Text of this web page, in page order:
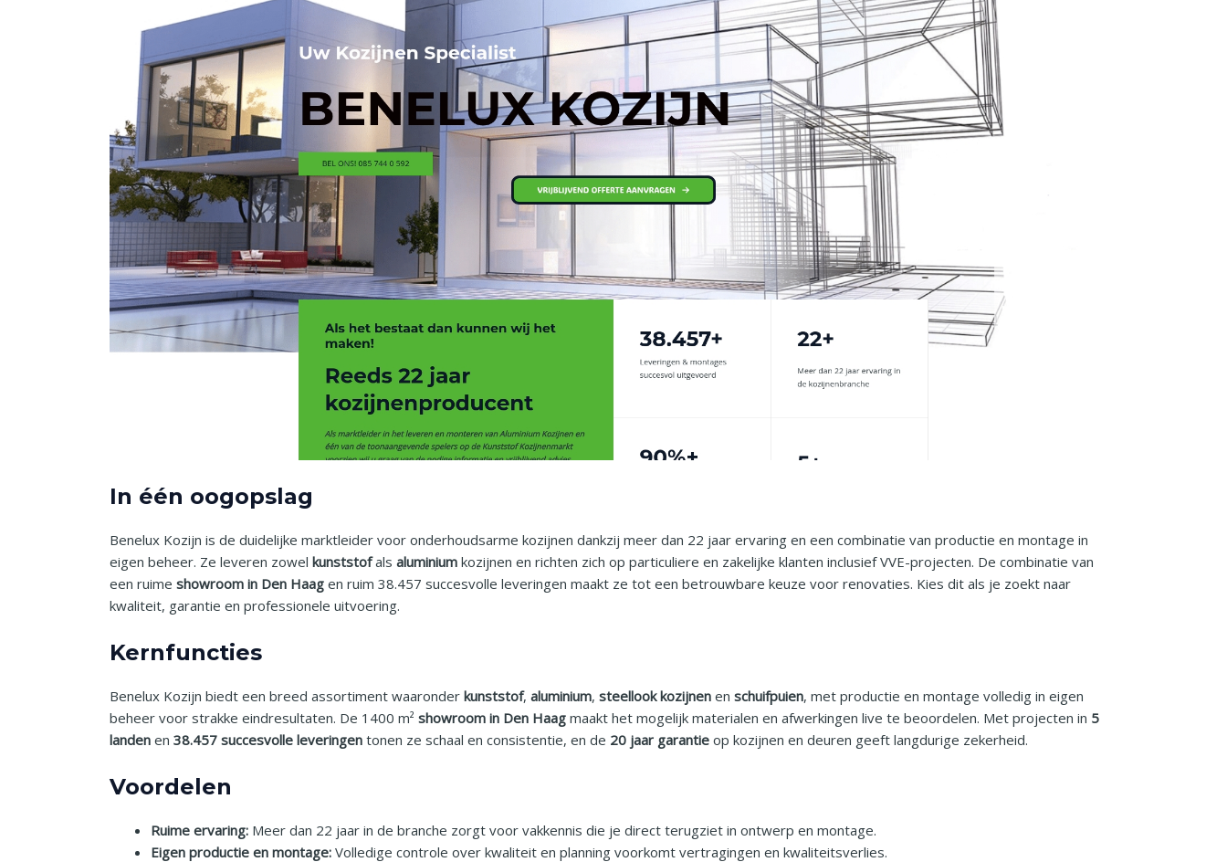
In één oogopslag
Benelux Kozijn is de duidelijke marktleider voor onderhoudsarme kozijnen dankzij meer dan 22 jaar ervaring en een combinatie van productie en montage in
eigen beheer. Ze leveren zowelkunststofalsaluminium kozijnen en richten zich op particuliere en zakelijke klanten inclusief VVE-projecten. De combinatie van
een ruimeshowroom in Den Haag en ruim 38.457 succesvolle leveringen maakt ze tot een betrouwbare keuze voor renovaties. Kies dit als je zoekt naar
kwaliteit, garantie en professionele uitvoering.
Kernfuncties
Benelux Kozijn biedt een breed assortiment waaronderkunststof,aluminium,steellook kozijnen enschuifpuien, met productie en montage volledig in eigen
beheer voor strakke eindresultaten. De 1400 m²showroom in Den Haag maakt het mogelijk materialen en afwerkingen live te beoordelen. Met projecten in 5
landen en38.457 succesvolle leveringen tonen ze schaal en consistentie, en de 20 jaar garantie op kozijnen en deuren geeft langdurige zekerheid.
Voordelen
Ruime ervaring: Meer dan 22 jaar in de branche zorgt voor vakkennis die je direct terugziet in ontwerp en montage.
Eigen productie en montage: Volledige controle over kwaliteit en planning voorkomt vertragingen en kwaliteitsverlies.